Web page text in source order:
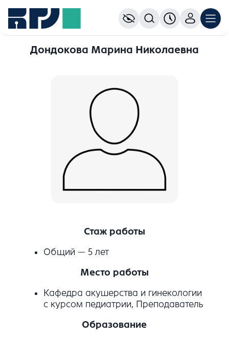
Дондокова Марина Николаевна
Стаж работы
Общий — 5 лет
Место работы
Кафедра акушерства и гинекологии
с курсом педиатрии, Преподаватель
Образование